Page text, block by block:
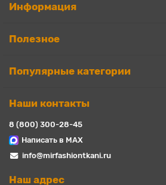
Информация
Полезное
Популярные категории
Наши контакты
8 (800) 300-28-45
Написать в MAX
info@mirfashiontkani.ru
Наш адрес